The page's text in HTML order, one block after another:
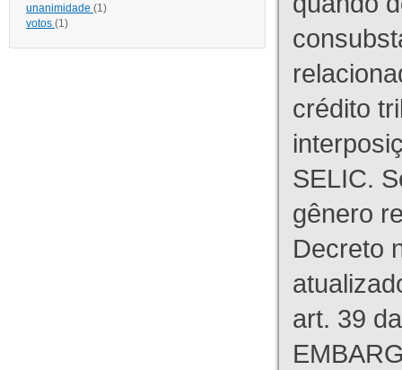
unanimidade (1)
votos (1)
crédito
SELIC.
gênero
Decreto
art. 39